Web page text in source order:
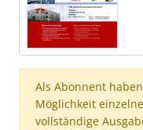
Als Abonnent
Möglichkeit
vollständige